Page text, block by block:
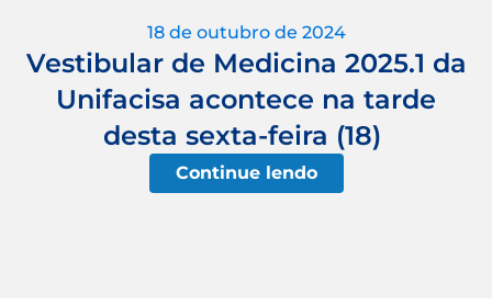
18 de outubro de 2024
Vestibular de Medicina 2025.1 da
Unifacisa acontece na tarde
desta sexta-feira (18)
Continue lendo